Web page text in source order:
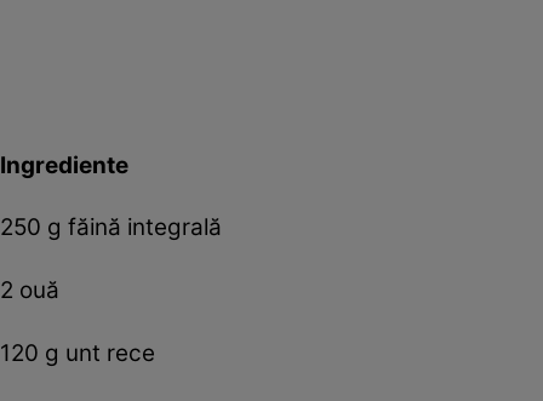
Ingrediente
250 g făină integrală
2 ouă
120 g unt rece